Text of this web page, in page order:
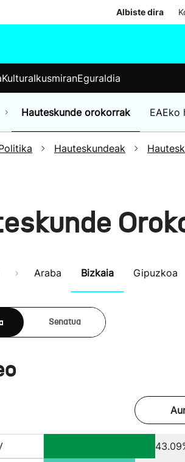
Albiste dira
Hauteskundeak
KulturaIkusmiranEguraldia
Hauteskunde orokorrak EAEko
Hauteskundeak
Araba Bizkaia Gipuzkoa
Senatua